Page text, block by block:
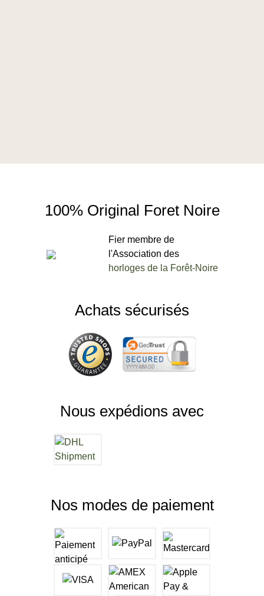
100% Original Foret Noire
Fier membre de
l'Association des
horloges de la Forêt-Noire
Achats sécurisés
Nous expédions avec
Nos modes de paiement